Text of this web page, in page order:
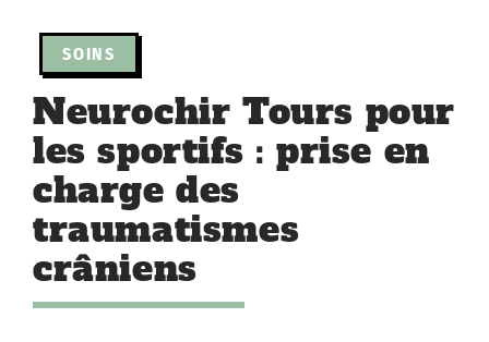
SOINS
Neurochir Tours pour
les sportifs : prise en
charge des
traumatismes
crâniens